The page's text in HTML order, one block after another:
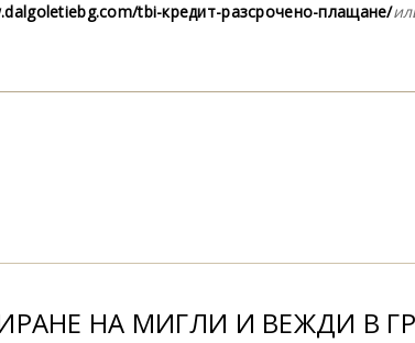
tbi-кредит-разсрочено-плащане/
НА МИГЛИ И ВЕЖДИ В